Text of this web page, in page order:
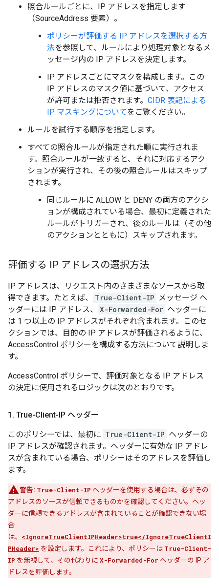
照合ルールごとに、IP アドレスを指定します
（SourceAddress 要素）。
ポリシーが評価する IP アドレスを選択する方
法を参照して、ルールにより処理対象となるメ
ッセージ内の IP アドレスを決定します。
IP アドレスごとにマスクを構成します。この
IP アドレスのマスク値に基づいて、アクセス
が許可または拒否されます。 CIDR 表記による
IP マスキングについてをご覧ください。
ルールを試行する順序を指定します。
すべての照合ルールが指定された順に実行されま
す。照合ルールが一致すると、それに対応するアク
ションが実行され、その後の照合ルールはスキップ
されます。
同じルールに ALLOW と DENY の両方のアクシ
ョンが構成されている場合、最初に定義された
ルールがトリガーされ、後のルールは（その他
のアクションとともに）スキップされます。
評価する IP アドレスの選択方法
IP アドレスは、リクエスト内のさまざまなソースから取
得できます。たとえば、
True-Client-IP メッセージ ヘ
ッダーには IP アドレス、
X-Forwarded-For ヘッダーに
は 1 つ以上の IP アドレスがそれぞれ含まれます。このセ
クションでは、目的の IP アドレスが評価されるように、
AccessControl ポリシーを構成する方法について説明しま
す。
AccessControl ポリシーで、評価対象となる IP アドレス
の決定に使用されるロジックは次のとおりです。
1 . True-Client-IP ヘッダー
このポリシーでは、最初に True-Client-IP ヘッダーの
IP アドレスが確認されます。ヘッダーに有効な IP アドレ
スが含まれている場合、ポリシーはそのアドレスを評価し
ます。
警告: True-Client-IP ヘッダーを使用する場合は、必ずその
アドレスのソースが信頼できるものかを確認してください。ヘッ
ダーに信頼できるアドレスが含まれていることが確認できない場
合
は、 <IgnoreTrueClientIPHeader>true</IgnoreTrueClientI
PHeader> を設定します。これにより、ポリシーは True-Client-
IP を無視して、その代わりに X-Forwarded-For ヘッダーの IP ア
ドレスを評価します。